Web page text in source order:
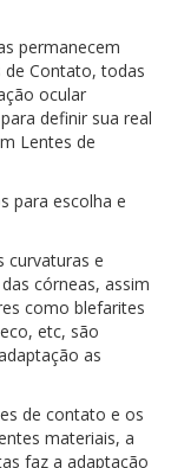
permanecem
de Contato, todas
ocular
definir sua real
Lentes de
para escolha e
curvaturas e
córneas, assim
como blefarites
etc, são
as
de contato e os
materiais, a
faz a adaptação